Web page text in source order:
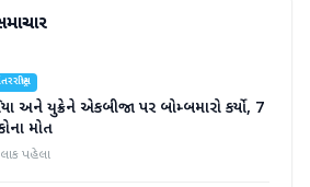
અને યુક્રેને એકબીજા પર બોમ્બમારો કર્યો, 7
મોત
પહેલા